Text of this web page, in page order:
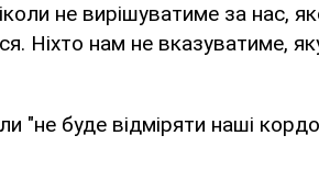
ніколи не вирішуватиме за нас,
Ніхто нам не вказуватиме,
"не буде відміряти наші